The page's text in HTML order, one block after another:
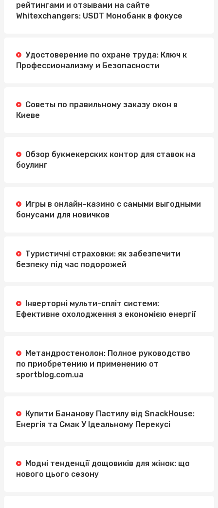
рейтингами и отзывами на сайте
Whitexchangers: USDT Монобанк в фокусе
Удостоверение по охране труда: Ключ к
Профессионализму и Безопасности
Советы по правильному заказу окон в
Киеве
Обзор букмекерских контор для ставок на
боулинг
Игры в онлайн-казино с самыми выгодными
бонусами для новичков
Туристичні страховки: як забезпечити
безпеку під час подорожей
Інверторні мульти-спліт системи:
Ефективне охолодження з економією енергії
Метандростенолон: Полное руководство
по приобретению и применению от
sportblog.com.ua
Купити Бананову Пастилу від SnackHouse:
Енергія та Смак У Ідеальному Перекусі
Модні тенденції дощовиків для жінок: що
нового цього сезону